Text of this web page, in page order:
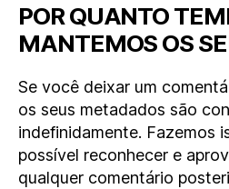
POR QUANTO
MANTEMOS OS
Se você deixar um
os seus metadados são
indefinidamente. Fazemos
possível reconhecer e
qualquer comentário